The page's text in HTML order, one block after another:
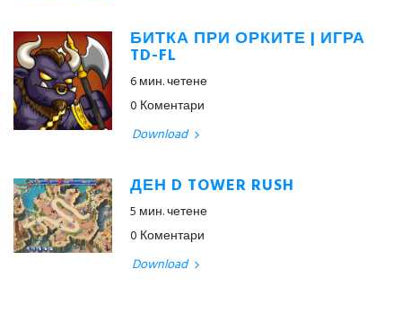
БИТКА ПРИ ОРКИТЕ | ИГРА
TD-FL
6 мин. четене
0 Коментари
Download
ДЕН D TOWER RUSH
5 мин. четене
0 Коментари
Download